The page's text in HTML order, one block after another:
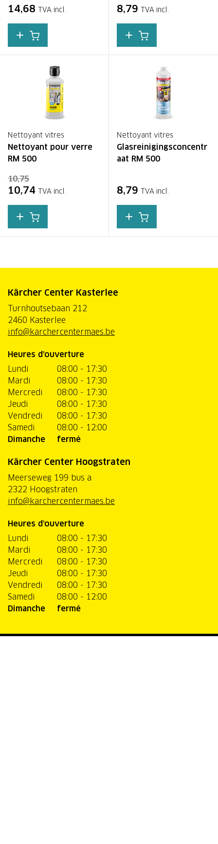
14,68 TVA incl. 8,79 TVA incl.
Nettoyant vitres
Nettoyant pour verre
RM 500
10,75
10,74 TVA incl.
Nettoyant vitres
Glasreinigingsconcentr
aat RM 500
8,79 TVA incl.
Kärcher Center Kasterlee
Turnhoutsebaan 212
2460 Kasterlee
info@karchercentermaes.be
Heures d'ouverture
Lundi
08:00 - 17:30
Mardi
08:00 - 17:30
Mercredi
08:00 - 17:30
Jeudi
08:00 - 17:30
Vendredi
08:00 - 17:30
Samedi
08:00 - 12:00
Dimanche
fermé
Kärcher Center Hoogstraten
Meerseweg 199 bus a
2322 Hoogstraten
info@karchercentermaes.be
Heures d'ouverture
Lundi
08:00 - 17:30
Mardi
08:00 - 17:30
Mercredi
08:00 - 17:30
Jeudi
08:00 - 17:30
Vendredi
08:00 - 17:30
Samedi
08:00 - 12:00
Dimanche
fermé